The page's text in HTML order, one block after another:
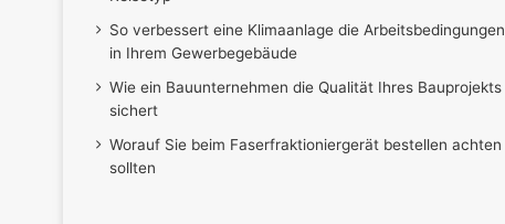
So verbessert eine Klimaanlage die Arbeitsbedingungen
in Ihrem Gewerbegebäude
Wie ein Bauunternehmen die Qualität Ihres Bauprojekts
sichert
Worauf Sie beim Faserfraktioniergerät bestellen achten
sollten